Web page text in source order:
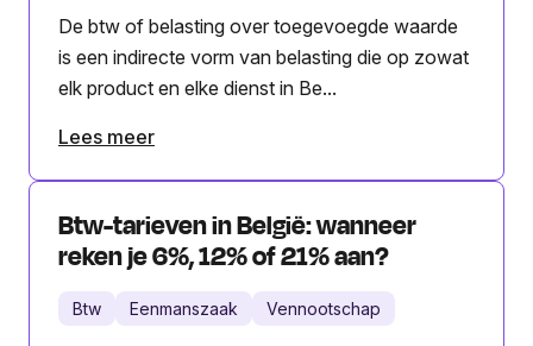
De btw of belasting over toegevoegde waarde
is een indirecte vorm van belasting die op zowat
elk product en elke dienst in Be...
Lees meer
Btw-tarieven in België: wanneer
reken je 6%, 12% of 21% aan?
Btw Eenmanszaak Vennootschap